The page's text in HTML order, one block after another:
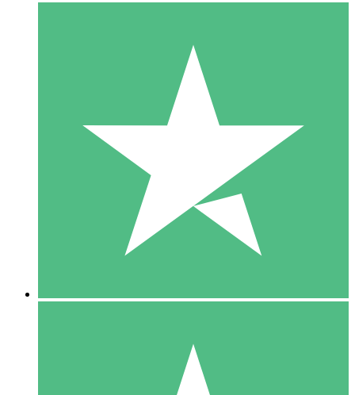
Individuelle Credit-Pakete
Zahlen Sie nach Bedarf mit Download-Credits. Keine
monatliche Verpflichtung erforderlich.
10 00
10 Downloads
20 00